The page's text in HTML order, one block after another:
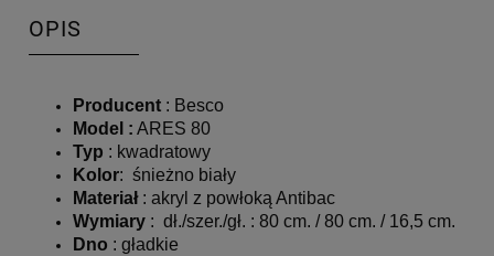
OPIS
Producent : Besco
Model : ARES 80
Typ : kwadratowy
Kolor: śnieżno biały
Materiał: akryl z powłoką Antibac
Wymiary : dł./szer./gł. : 80 cm. / 80 cm. / 16,5 cm.
Dno : gładkie